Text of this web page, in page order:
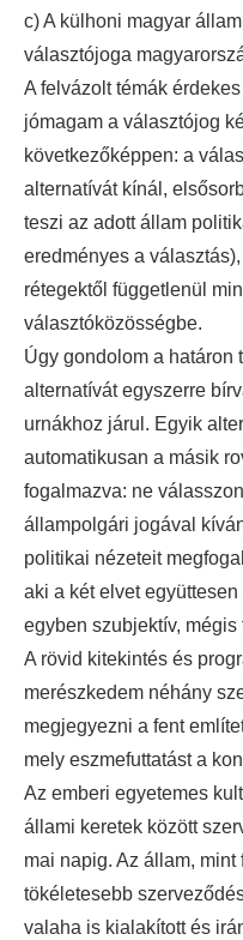
c) A külhoni magyar
választójoga
A felvázolt témák
jómagam a választójog
következőképpen: a
alternatívát kínál,
teszi az adott állam
eredményes a
rétegektől függetlenül
választóközösségbe.
Úgy gondolom a határon
alternatívát egyszerre
urnákhoz járul. Egyik
automatikusan a másik
fogalmazva: ne
állampolgári jogával
politikai nézeteit
aki a két elvet
egyben szubjektív,
A rövid kitekintés és
merészkedem néhány
megjegyezni a fent
mely eszmefuttatást a
Az emberi egyetemes
állami keretek között
mai napig. Az állam,
tökéletesebb
valaha is kialakított és